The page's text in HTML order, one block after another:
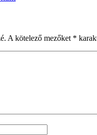
A kötelező mezőket *